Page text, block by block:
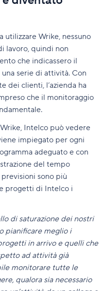
utilizzare Wrike, nessuno
lavoro, quindi non
che indicassero il
serie di attività. Con
dei clienti, l’azienda ha
che il monitoraggio
Intelco può vedere
impiegato per ogni
adeguato e con
del tempo
sono più
progetti di Intelco i
di saturazione dei nostri
pianificare meglio i
in arrivo e quelli che
ad attività già
monitorare tutte le
qualora sia necessario